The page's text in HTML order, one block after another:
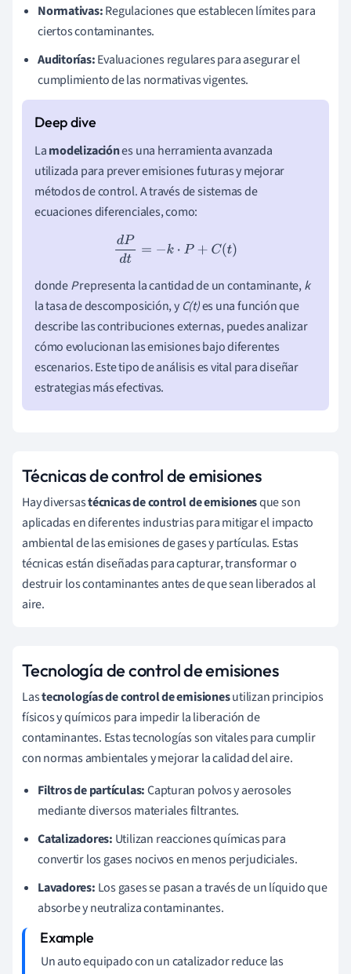
Normativas:Regulaciones que establecen límites para
ciertos contaminantes.
Auditorías:Evaluaciones regulares para asegurar el
cumplimiento de las normativas vigentes.
Lamodelizaciónes una herramienta avanzada
utilizada para prever emisiones futuras y mejorar
métodos de control. A través de sistemas de
ecuaciones diferenciales, como:
dPdt=−k⋅ P+C(t )
dondePrepresenta la cantidad de un contaminante, k
la tasa de descomposición, y C(t)es una función que
describe las contribuciones externas, puedes analizar
cómo evolucionan las emisiones bajo diferentes
escenarios. Este tipo de análisis es vital para diseñar
estrategias más efectivas.
Técnicas de control de emisiones
Hay diversastécnicas de control de emisionesque son
aplicadas en diferentes industrias para mitigar el impacto
ambiental de las emisiones de gases y partículas. Estas
técnicas están diseñadas para capturar, transformar o
destruir los contaminantes antes de que sean liberados al
aire.
Tecnología de control de emisiones
Lastecnologías de control de emisionesutilizan principios
físicos y químicos para impedir la liberación de
contaminantes. Estas tecnologías son vitales para cumplir
con normas ambientales y mejorar la calidad del aire.
Filtros de partículas:Capturan polvos y aerosoles
mediante diversos materiales filtrantes.
Catalizadores: Utilizan reacciones químicas para
convertir los gases nocivos en menos perjudiciales.
Lavadores: Los gases se pasan a través de un líquido que
absorbe y neutraliza contaminantes.
Un auto equipado con un catalizador reduce las